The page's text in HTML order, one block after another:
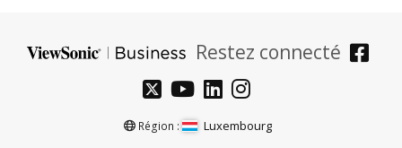
Restez connecté
Région : Luxembourg